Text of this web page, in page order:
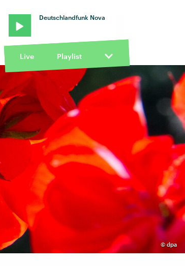
Deutschlandfunk Nova
Live Playlist
© dpa